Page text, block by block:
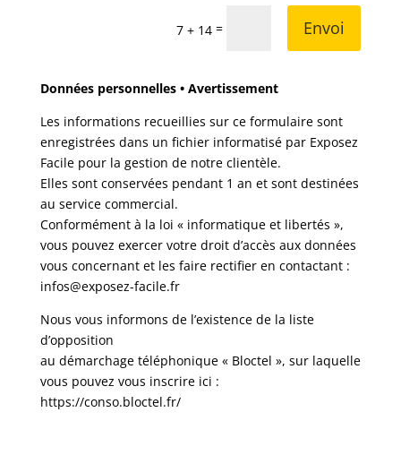
7 + 14 = Envoi
Données personnelles • Avertissement
Les informations recueillies sur ce formulaire sont
enregistrées dans un fichier informatisé par Exposez
Facile pour la gestion de notre clientèle.
Elles sont conservées pendant 1 an et sont destinées
au service commercial.
Conformément à la loi « informatique et libertés »,
vous pouvez exercer votre droit d’accès aux données
vous concernant et les faire rectifier en contactant :
infos@exposez-facile.fr
Nous vous informons de l’existence de la liste
d’opposition
au démarchage téléphonique « Bloctel », sur laquelle
vous pouvez vous inscrire ici :
https://conso.bloctel.fr/